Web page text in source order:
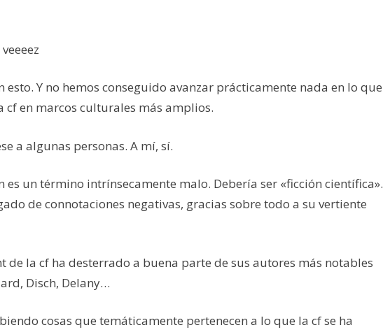
esto. Y no hemos conseguido avanzar prácticamente nada en lo que
cf en marcos culturales más amplios.
a algunas personas. A mí, sí.
es un término intrínsecamente malo. Debería ser «ficción científica».
de connotaciones negativas, gracias sobre todo a su vertiente
de la cf ha desterrado a buena parte de sus autores más notables
Disch, Delany…
cosas que temáticamente pertenecen a lo que la cf se ha